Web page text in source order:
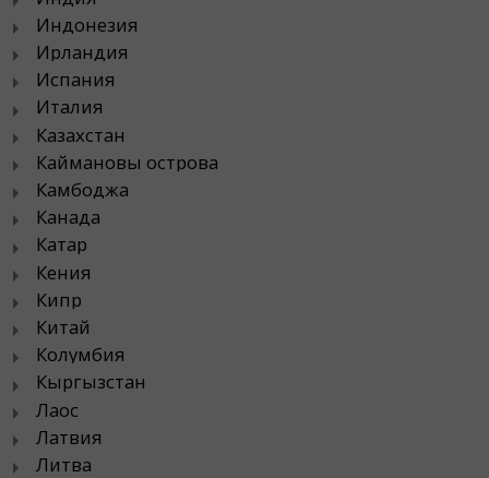
Индонезия
Ирландия
Испания
Италия
Казахстан
Каймановы острова
Камбоджа
Канада
Катар
Кения
Кипр
Китай
Колумбия
Кыргызстан
Лаос
Латвия
Литва